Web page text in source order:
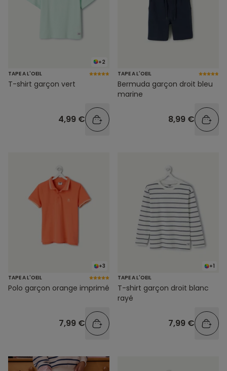
+2
TAPE A L'OEIL
T-shirt garçon vert
4,99 €
TAPE A L'OEIL
Bermuda garçon droit bleu
marine
8,99 €
+3
TAPE A L'OEIL
Polo garçon orange imprimé
7,99 €
+1
TAPE A L'OEIL
T-shirt garçon droit blanc
rayé
7,99 €